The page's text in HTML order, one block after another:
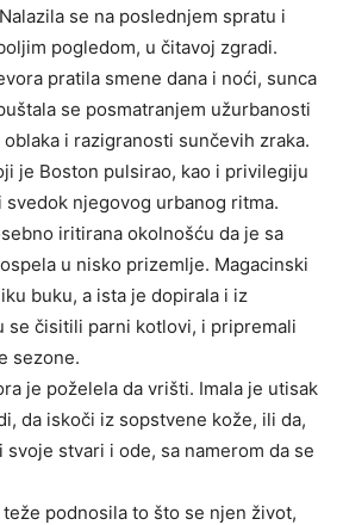
se na poslednjem spratu i
pogledom, u čitavoj zgradi.
pratila smene dana i noći, sunca
se posmatranjem užurbanosti
i razigranosti sunčevih zraka.
je Boston pulsirao, kao i privilegiju
njegovog urbanog ritma.
iritirana okolnošću da je sa
u nisko prizemlje. Magacinski
buku, a ista je dopirala i iz
se čisitili parni kotlovi, i pripremali
sezone.
je poželela da vrišti. Imala je utisak
da iskoči iz sopstvene kože, ili da,
stvari i ode, sa namerom da se
teže podnosila to što se njen život,